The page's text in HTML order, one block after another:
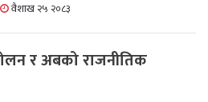
वैशाख २५ २०८३
र अबको राजनीतिक